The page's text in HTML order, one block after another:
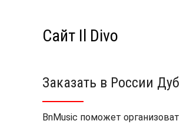
Сайт Il Divo
Заказать в России
BnMusic поможет